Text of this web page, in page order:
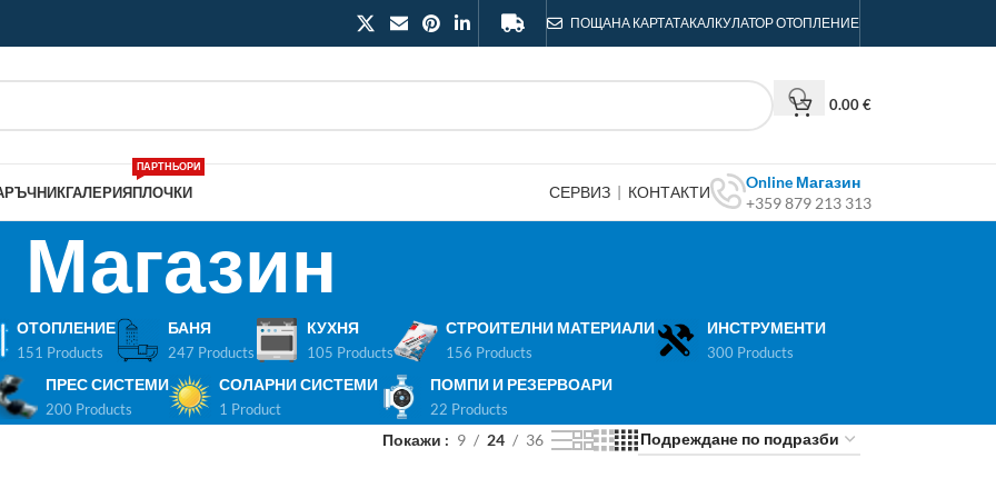
ПОЩАНА КАРТАТАКАЛКУЛАТОР ОТОПЛЕНИЕ
0.00€
ГАЛЕРИЯПЛОЧКИ
ПАРТНЬОРИ
СЕРВИЗ | КОНТАКТИ
Online Магазин
+359 879 213 313
Магазин
ОТОПЛЕНИЕ
151 Products
БАНЯ
247 Products
КУХНЯ
105 Products
СТРОИТЕЛНИ МАТЕРИАЛИ
156 Products
ИНСТРУМЕНТИ
300 Products
ПРЕС СИСТЕМИ
200 Products
СОЛАРНИ СИСТЕМИ
1 Product
ПОМПИ И РЕЗЕРВОАРИ
22 Products
Покажи 9 24 36